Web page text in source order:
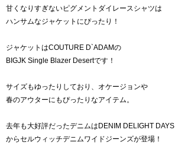
甘くなりすぎないピグメントダイレースシャツは
ハンサムなジャケットにぴったり！
ジャケットはCOUTURE D`ADAMの
BIGJK Single Blazer Desertです！
サイズもゆったりしており、オケージョンや
春のアウターにもぴったりなアイテム。
去年も大好評だったデニムはDENIM DELIGHT DAYS
からセルウィッチデニムワイドジーンズが登場！